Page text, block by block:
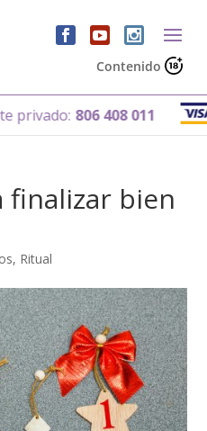
Contenido
806 408 011
finalizar bien
, Ritual